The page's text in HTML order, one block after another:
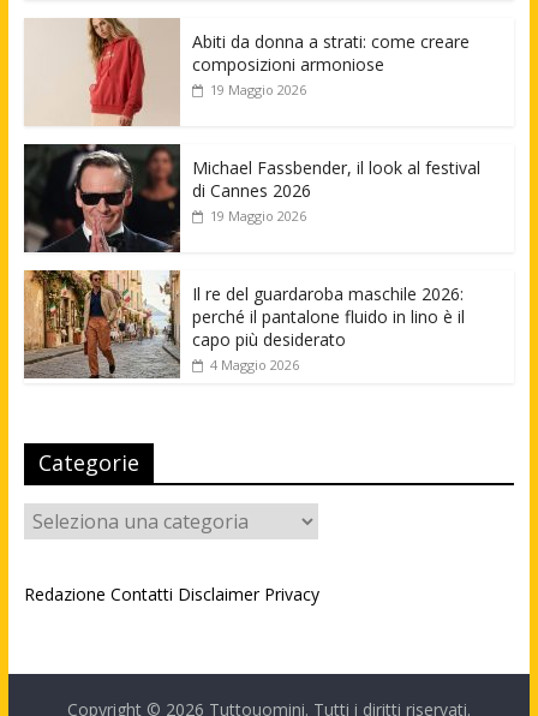
Abiti da donna a strati: come creare
composizioni armoniose
19 Maggio 2026
Michael Fassbender, il look al festival
di Cannes 2026
19 Maggio 2026
Il re del guardaroba maschile 2026:
perché il pantalone fluido in lino è il
capo più desiderato
4 Maggio 2026
Categorie
Categorie
Redazione Contatti Disclaimer Privacy
Copyright © 2026 Tuttouomini. Tutti i diritti riservati.